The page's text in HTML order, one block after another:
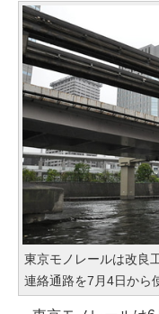
東京モノレールは改良
連絡通路を7月4日から